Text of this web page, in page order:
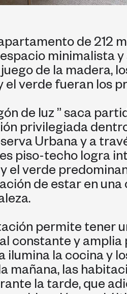
de 212 m
minimalista
de la madera,
el verde fueran los
de luz ” saca
privilegiada
Urbana y a
piso-techo logra
el verde
de estar en
permite tener
constante y amplia
ilumina la cocina y
mañana, las
la tarde, que